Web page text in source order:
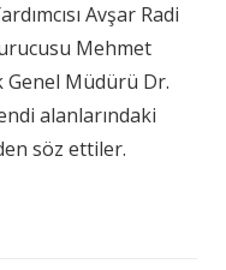
Avşar Radi
Mehmet
Müdürü Dr.
alanlarındaki
söz ettiler.